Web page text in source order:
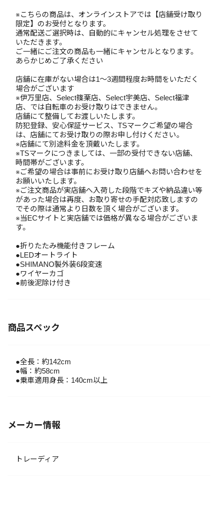
※こちらの商品は、オンラインストアでは【店舗受け取り
限定】のお受付となります。
通常配送ご選択時は、自動的にキャンセル処理をさせて
いただきます。
ご一緒にご注文の商品も一緒にキャンセルとなります。
あらかじめご了承ください
店舗に在庫がない場合は1～3週間程度お時間をいただく
場合がございます
※伊万里店、Select篠栗店、Select宇美店、Select福津
店、では自転車のお受け取りはできません。
店舗にて整備してお渡しいたします。
防犯登録、安心保証サービス、TSマークご希望の場合
は、店舗にてお受け取りの際お申し付けください。
※店舗にて別途料金を頂戴いたします。
※TSマークにつきましては、一部の受付できない店舗、
時間帯がございます。
※ご希望の場合は事前にお受け取り店舗へお問い合わせを
お願いいたします。
※ご注文商品が実店舗へ入荷した段階でキズや納品違い等
があった場合は再度、お取り寄せの手配対応致しますの
でその際は通常より日数を頂く場合がございます。
※当ECサイトと実店舗では価格が異なる場合がございま
す。
●折りたたみ機能付きフレーム
●LEDオートライト
●SHIMANO製外装6段変速
●ワイヤーカゴ
●前後泥除け付き
商品スペック
●全長：約142cm
●幅：約58cm
●乗車適用身長：140cm以上
メーカー情報
トレーディア